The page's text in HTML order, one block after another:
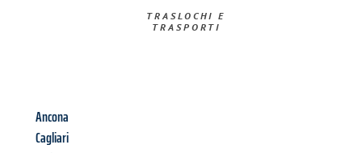
TRASLOCHI E
TRASPORTI​
Ancona
Cagliari